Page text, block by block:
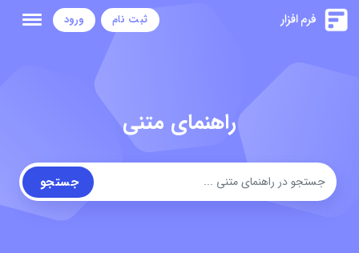
ثبت نام ورود
راهنمای متنی
جستجو